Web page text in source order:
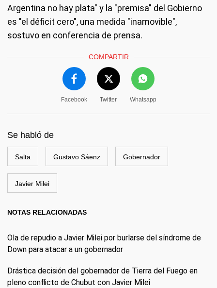
Argentina no hay plata" y la "premisa" del Gobierno
es "el déficit cero", una medida "inamovible",
sostuvo en conferencia de prensa.
COMPARTIR
Facebook Twitter Whatsapp
Se habló de
Salta Gustavo Sáenz Gobernador
Javier Milei
NOTAS RELACIONADAS
Ola de repudio a Javier Milei por burlarse del síndrome de
Down para atacar a un gobernador
Drástica decisión del gobernador de Tierra del Fuego en
pleno conflicto de Chubut con Javier Milei